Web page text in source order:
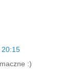
20:15
:)